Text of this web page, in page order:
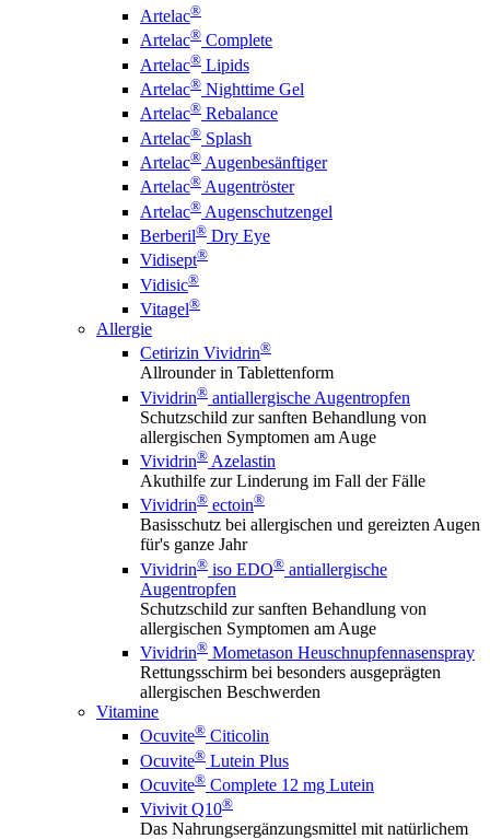
Artelac®
Artelac® Complete
Artelac® Lipids
Artelac® Nighttime Gel
Artelac® Rebalance
Artelac® Splash
Artelac® Augenbesänftiger
Artelac® Augentröster
Artelac® Augenschutzengel
Berberil® Dry Eye
Vidisept®
Vidisic®
Vitagel®
Allergie
Cetirizin Vividrin®
Allrounder in Tablettenform
Vividrin® antiallergische Augentropfen
Schutzschild zur sanften Behandlung von
allergischen Symptomen am Auge
Vividrin® Azelastin
Akuthilfe zur Linderung im Fall der Fälle
Vividrin® ectoin®
Basisschutz bei allergischen und gereizten Augen
für's ganze Jahr
Vividrin® iso EDO® antiallergische
Augentropfen
Schutzschild zur sanften Behandlung von
allergischen Symptomen am Auge
Vividrin® Mometason Heuschnupfennasenspray
Rettungsschirm bei besonders ausgeprägten
allergischen Beschwerden
Vitamine
Ocuvite® Citicolin
Ocuvite® Lutein Plus
Ocuvite® Complete 12 mg Lutein
Vivivit Q10®
Das Nahrungsergänzungsmittel mit natürlichem